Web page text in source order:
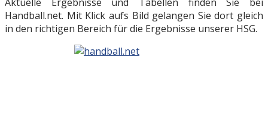
Handball.net. Mit Klick aufs Bild gelangen Sie dort gleich
in den richtigen Bereich für die Ergebnisse unserer HSG.